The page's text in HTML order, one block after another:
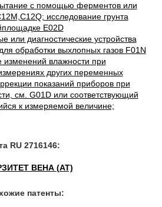
с помощью ферментов или
исследование грунта
E02D
или диагностические устройства
обработки выхлопных газов F01N
изменений влажности при
других переменных
показаний приборов при
см. G01D или соответствующий
к измеряемой величине;
RU 2716146:
ВЕНА (AT)
патенты: